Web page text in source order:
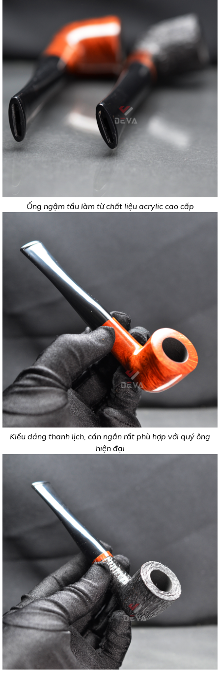
Ống ngậm tẩu làm từ chất liệu acrylic cao cấp
Kiểu dáng thanh lịch, cán ngắn rất phù hợp với quý ông
hiện đại